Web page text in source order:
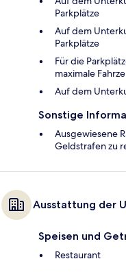
Parkplätze
Auf dem
Parkplätze
Für die
maximale
Auf dem
Sonstige
Ausgewiesene
Geldstrafen zu
Ausstattung der
Speisen und
Restaurant